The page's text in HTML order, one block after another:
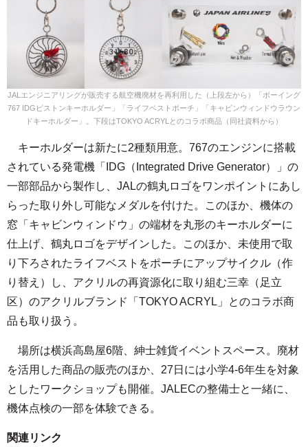
JALエンジニアリングが販売する航空機廃材を再利用した（上段左から）「ボーイング
767 IDGピストンキーホルダー」「ライフベストポーチ」「キャビンウィンドウラウン
ドキーホルダー」。下段はTOKYO ACRYLとのコラボ商品（同社資料から）
キーホルダーは新たに2種類用意。767のエンジンに搭載
されている発電機「IDG（Integrated Drive Generator）」の
一部部品から製作し、JALの鶴丸ロゴをワンポイントにあし
らった取り外し可能なメダルを付けた。このほか、機体の
窓「キャビンウィンドウ」の端材を丸形のキーホルダーに
仕上げ、鶴丸ロゴをデザインした。このほか、未使用で取
り下ろされたライフベストをポーチにアップサイクル（作
り替え）し、アクリルの再資源化に取り組む三幸（足立
区）のアクリルブランド「TOKYO ACRYL」とのコラボ商
品も取り扱う。
場所は横浜高島屋6階、紳士雑貨イベントスペース。廃材
を活用した商品の販売のほか、27日には小学4-6年生を対象
としたワークショップも開催。JALECの整備士と一緒に、
機体点検の一部を体験できる。
関連リンク